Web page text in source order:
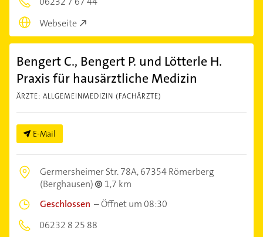
Webseite
Bengert C., Bengert P. und Lötterle H.
Praxis für hausärztliche Medizin
ÄRZTE: ALLGEMEINMEDIZIN (FACHÄRZTE)
E-Mail
Germersheimer Str. 78A,67354 Römerberg
(Berghausen)
1,7 km
Geschlossen –Öffnet um 08:30
06232 8 25 88